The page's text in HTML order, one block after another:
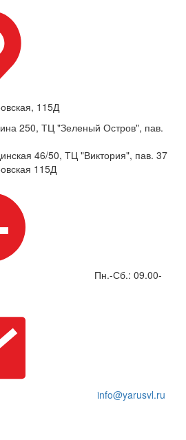
115Д
250, ТЦ "Зеленый Остров", пав.
46/50, ТЦ "Виктория", пав. 37
115Д
Пн.-Сб.: 09.00-
info@yarusvl.ru